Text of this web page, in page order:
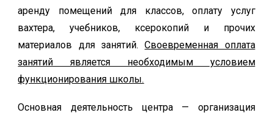
аренду помещений для классов, оплату услуг
вахтера, учебников, ксерокопий и прочих
материалов для занятий.Своевременная оплата
занятий является необходимым условием
функционирования школы.
Основная деятельность центра — организация